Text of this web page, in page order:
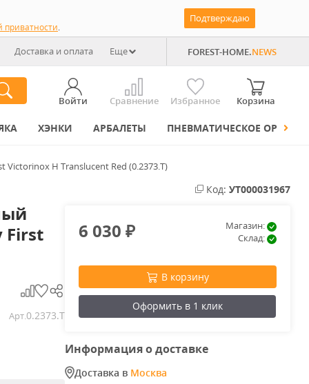
приватности.
Подтверждаю
Доставка и оплата Еще FOREST-HOME.NEWS
Войти Сравнение Избранное Корзина
ХЭНКИ АРБАЛЕТЫ ПНЕВМАТИЧЕСКОЕ ОРУЖИЕ
H Translucent Red (0.2373.T)
First
Арт.0.2373.T
Код: УТ000031967
6 030₽
Магазин:
Склад:
В корзину
Оформить в 1 клик
Информация о доставке
Доставка в Москва